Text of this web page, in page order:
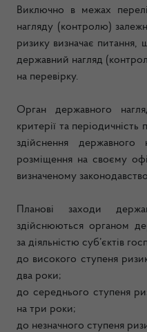
Виключно в межах
нагляду (контролю)
ризику визначає
державний нагляд
на перевірку.
Орган державного
критерії та періодичність
здійснення
розміщення на своєму
визначеному
Планові заходи
здійснюються органом
за діяльністю суб’єктів
до високого ступеня
два роки;
до середнього ступеня
на три роки;
до незначного ступеня